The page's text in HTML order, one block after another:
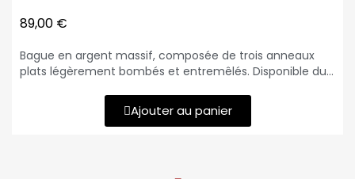
89,00 €
Bague en argent massif, composée de trois anneaux
plats légèrement bombés et entremêlés. Disponible du
hommes. Poids : 9,80 g. Livraison sous 8/10 jours
Ajouter au panier